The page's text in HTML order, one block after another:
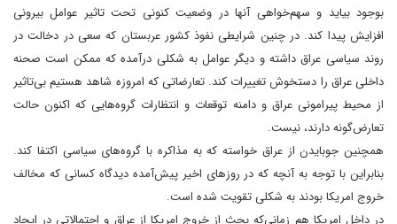
بوجود بیاید و سهم‌خواهی آنها در وضعیت کنونی تحت ‌تاثیر عوامل بیرونی
افزایش پیدا کند. در چنین شرایطی نفوذ کشور عربستان که سعی در دخالت در
روند سیاسی عراق داشته و دیگر عوامل به شکلی درآمده که ممکن است صحنه
داخلی عراق را دستخوش تغییرات کند. تعارضاتی که امروزه شاهد هستیم بی‌تاثیر
از محیط پیرامونی عراق و دامنه توقعات و انتظارات گروه‌هایی که اکنون حالت
تعارض‌گونه دارند، نیست.
همچنین جوبایدن از عراق خواسته که به مذاکره با گروه‌های سیاسی اکتفا کند.
بنابراین با توجه به آنچه که در روزهای اخیر پیش‌آمده دیدگاه کسانی که مخالف
خروج امریکا بودند به شکلی تقویت شده است.
در داخل امریکا هم زمانی‌که بحث از خروج امریکا از عراق و احتمالاتی در ایجاد